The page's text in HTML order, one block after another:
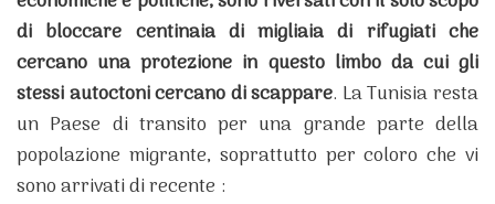
di bloccare centinaia di migliaia di rifugiati che
cercano una protezione in questo limbo da cui gli
stessi autoctoni cercano di scappare. La Tunisia resta
un Paese di transito per una grande parte della
popolazione migrante, soprattutto per coloro che vi
sono arrivati di recente :